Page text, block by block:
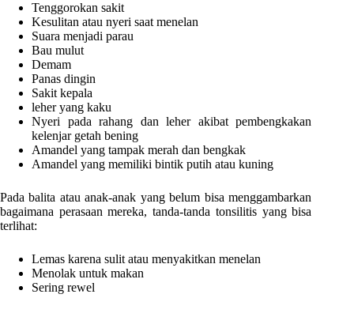
Tenggorokan sakit
Kesulitan atau nyeri saat menelan
Suara menjadi parau
Bau mulut
Demam
Panas dingin
Sakit kepala
leher yang kaku
Nyeri pada rahang dan leher akibat pembengkakan
kelenjar getah bening
Amandel yang tampak merah dan bengkak
Amandel yang memiliki bintik putih atau kuning
Pada balita atau anak-anak yang belum bisa menggambarkan
bagaimana perasaan mereka, tanda-tanda tonsilitis yang bisa
terlihat:
Lemas karena sulit atau menyakitkan menelan
Menolak untuk makan
Sering rewel